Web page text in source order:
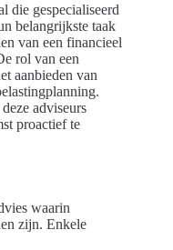
die gespecialiseerd
belangrijkste taak
van een financieel
rol van een
aanbieden van
adviseurs
proactief te
waarin
zijn. Enkele